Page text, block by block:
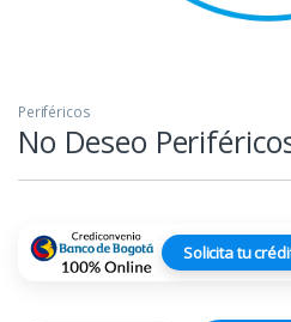
Periféricos
No Deseo
Solicita tu